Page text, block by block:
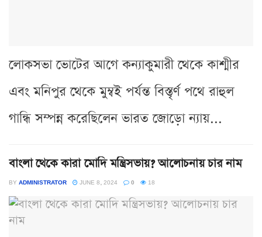
লোকসভা ভোটের আগে কন্যাকুমারী থেকে কাশ্মীর
এবং মনিপুর থেকে মুম্বই পর্যন্ত বিস্তৃর্ণ পথে রাহুল
গান্ধি সম্পন্ন করেছিলেন ভারত জোড়ো ন্যায়...
বাংলা থেকে কারা মোদি মন্ত্রিসভায়? আলোচনায় চার নাম
BY ADMINISTRATOR JUNE 8, 2024 0 18